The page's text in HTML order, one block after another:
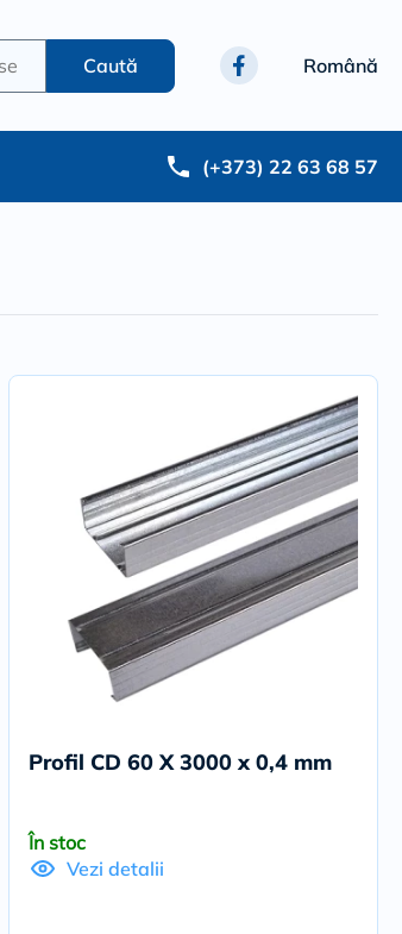
Caută Română
(+373) 22 63 68 57
Profil CD 60 X 3000 x 0,4 mm
În stoc
Vezi detalii